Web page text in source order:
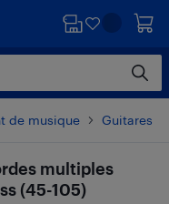
de musique Guitares
multiples
(45-105)